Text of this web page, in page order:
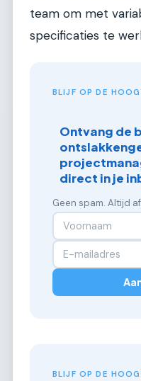
team om met
specificaties te
BLIJF OP DE
Ontvang de
direct in je
Geen spam. Altijd
BLIJF OP DE